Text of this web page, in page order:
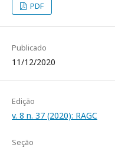
PDF
Publicado
11/12/2020
Edição
v. 8 n. 37 (2020): RAGC
Seção